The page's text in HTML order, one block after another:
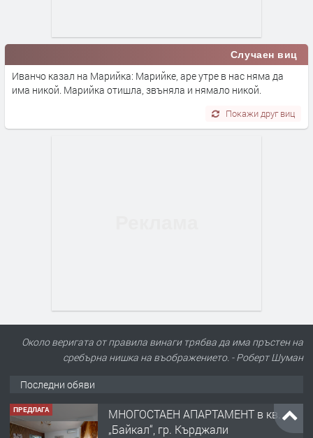
Случаен виц
Иванчо казал на Марийка: Марийке, аре утре в нас няма да
има никой. Марийка отишла, звъняла и нямало никой.
Покажи друг виц
Около веригата от правила винаги трябва да има пръстен на
сребърна нишка на въображението. - Роберт Шуман
Последни обяви
ПРЕДЛАГА
МНОГОСТАЕН АПАРТАМЕНТ в кв.
„Байкал“, гр. Кърджали